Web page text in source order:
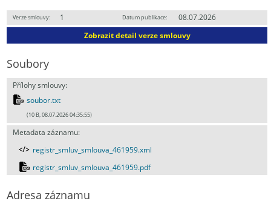
Verze smlouvy: 1 Datum publikace:
08.07.2026
Zobrazit detail verze smlouvy
Soubory
Přílohy smlouvy:
soubor.txt
(10 B, 08.07.2026 04:35:55)
Metadata záznamu:
registr_smluv_smlouva_461959.xml
registr_smluv_smlouva_461959.pdf
Adresa záznamu